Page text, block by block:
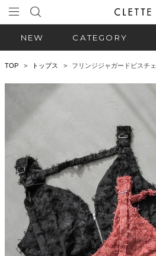
NEW CATEGORY
TOP トップス フリンジジャガードビスチェ